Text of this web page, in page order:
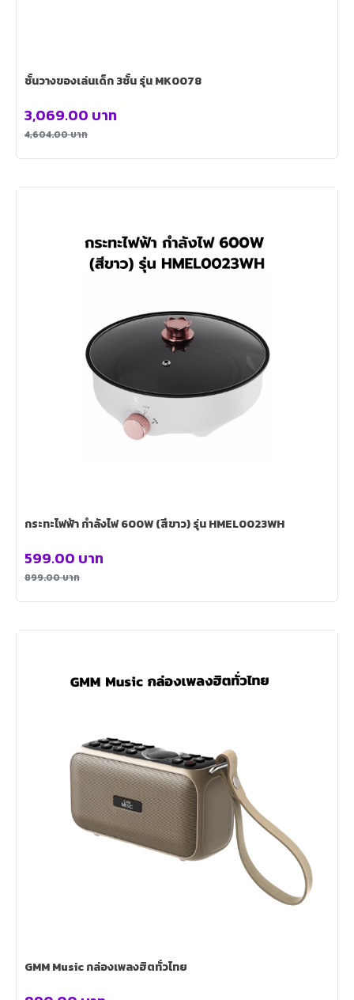
ชั้นวางของเล่นเด็ก 3ชั้น รุ่น MK0078
4,604.00บาท
3,069.00 บาท
กระทะไฟฟ้า กำลังไฟ 600W (สีขาว) รุ่น HMEL0023WH
899.00บาท
599.00 บาท
GMM Music กล่องเพลงฮิตทั่วไทย